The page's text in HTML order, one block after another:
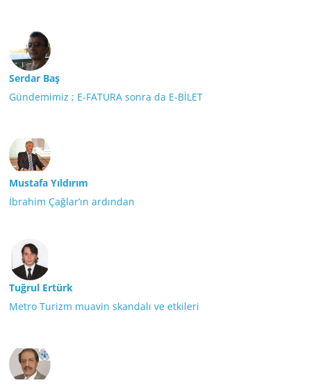
Serdar Baş
Gündemimiz ; E-FATURA sonra da E-BİLET
Mustafa Yıldırım
İbrahim Çağlar’ın ardından
Tuğrul Ertürk
Metro Turizm muavin skandalı ve etkileri